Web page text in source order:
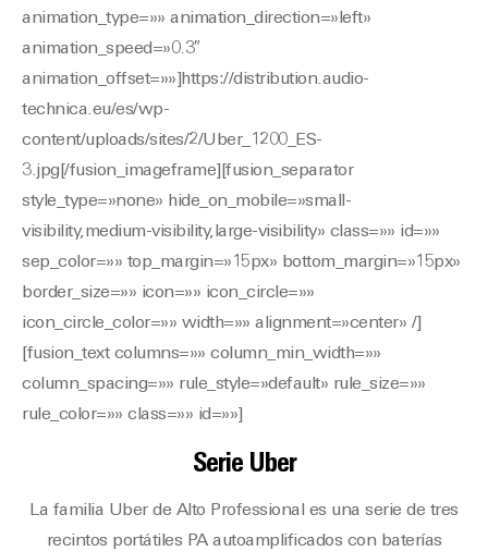
animation_type=»» animation_direction=»left»
animation_speed=»0.3″
animation_offset=»»]https://distribution.audio-
technica.eu/es/wp-
content/uploads/sites/2/Uber_1200_ES-
3.jpg[/fusion_imageframe][fusion_separator
style_type=»none» hide_on_mobile=»small-
visibility,medium-visibility,large-visibility» class=»» id=»»
sep_color=»» top_margin=»15px» bottom_margin=»15px»
border_size=»» icon=»» icon_circle=»»
icon_circle_color=»» width=»» alignment=»center» /]
[fusion_text columns=»» column_min_width=»»
column_spacing=»» rule_style=»default» rule_size=»»
rule_color=»» class=»» id=»»]
Serie Uber
La familia Uber de Alto Professional es una serie de tres
recintos portátiles PA autoamplificados con baterías